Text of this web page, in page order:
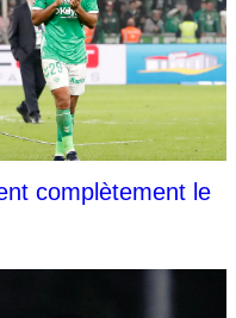
complètement le